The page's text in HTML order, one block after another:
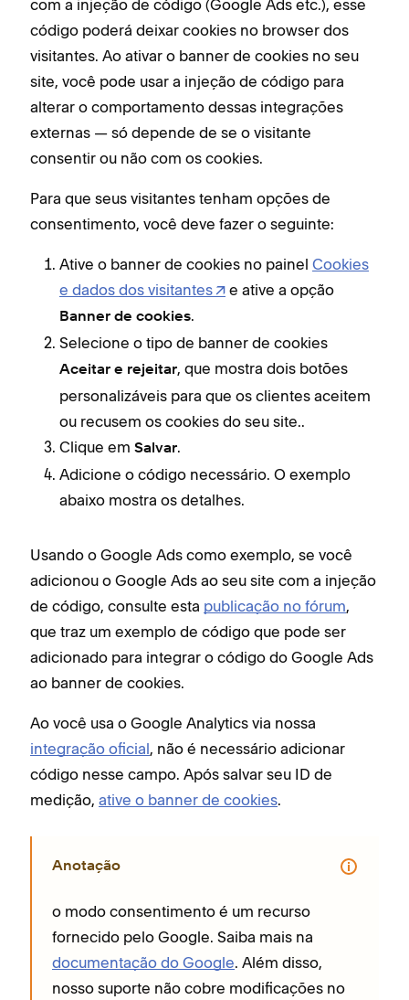
com a injeção de código (Google Ads etc.), esse
código poderá deixar cookies no browser dos
visitantes. Ao ativar o banner de cookies no seu
site, você pode usar a injeção de código para
alterar o comportamento dessas integrações
externas — só depende de se o visitante
consentir ou não com os cookies.
Para que seus visitantes tenham opções de
consentimento, você deve fazer o seguinte:
Ative o banner de cookies no painel Cookies
e dados dos visitantes
e ative a opção
Banner de cookies.
Selecione o tipo de banner de cookies
Aceitar e rejeitar, que mostra dois botões
personalizáveis para que os clientes aceitem
ou recusem os cookies do seu site..
Clique em Salvar.
Adicione o código necessário. O exemplo
abaixo mostra os detalhes.
Usando o Google Ads como exemplo, se você
adicionou o Google Ads ao seu site com a injeção
de código, consulte esta publicação no fórum,
que traz um exemplo de código que pode ser
adicionado para integrar o código do Google Ads
ao banner de cookies.
Ao você usa o Google Analytics via nossa
integração oficial, não é necessário adicionar
código nesse campo. Após salvar seu ID de
medição, ative o banner de cookies.
Anotação
o modo consentimento é um recurso
fornecido pelo Google. Saiba mais na
documentação do Google. Além disso,
nosso suporte não cobre modificações no